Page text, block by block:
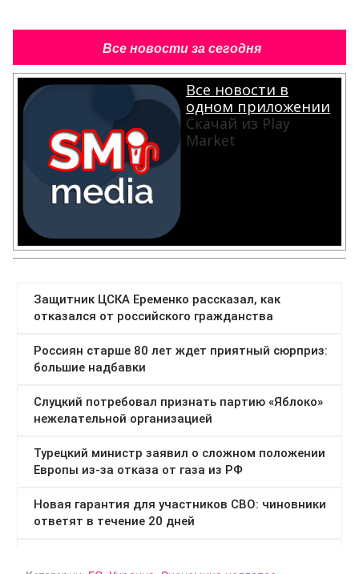
Все новости за сегодня
Все новости в
одном приложении
Скачай из Play
Market